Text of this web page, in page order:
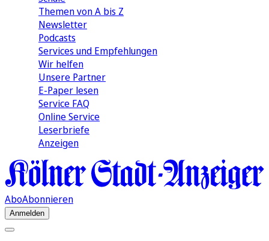
Themen von A bis Z
Newsletter
Podcasts
Services und Empfehlungen
Wir helfen
Unsere Partner
E-Paper lesen
Service FAQ
Online Service
Leserbriefe
Anzeigen
AboAbonnieren
Anmelden